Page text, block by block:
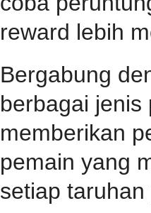
reward lebih
Bergabung
berbagai
memberikan
pemain yang
setiap